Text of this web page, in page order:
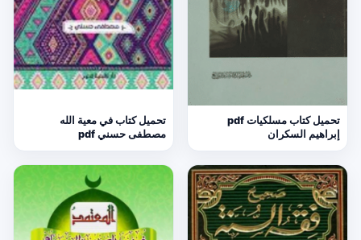
تحميل كتاب مسلكيات pdf
إبراهيم السكران
تحميل كتاب في معية الله
مصطفى حسني pdf